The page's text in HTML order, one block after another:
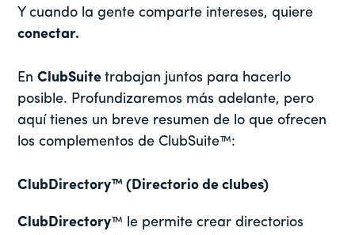
Y cuando la gente comparte intereses, quiere
conectar.
EnClubSuitetrabajan juntos para hacerlo
posible. Profundizaremos más adelante, pero
aquí tienes un breve resumen de lo que ofrecen
los complementos de ClubSuite™:
ClubDirectory™ (Directorio de clubes)
ClubDirectory™ le permite crear directorios